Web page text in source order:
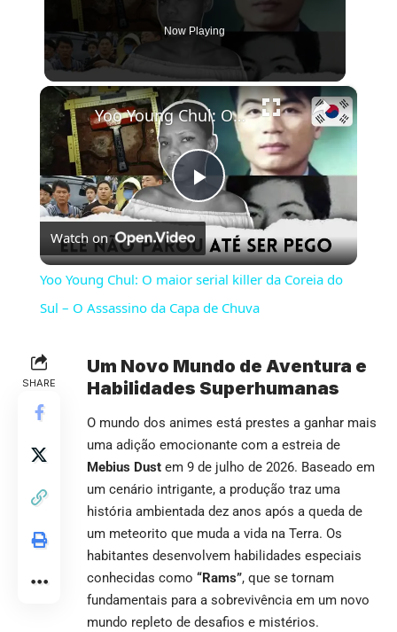
Now Playing
×
Play
Video
Yoo Young Chul: O maior serial killer da Coreia do Sul – O Assassino da Capa de Chuva
Watch on
Yoo Young Chul: O maior serial killer da Coreia do
Sul – O Assassino da Capa de Chuva
SHARE
Um Novo Mundo de Aventura e
Habilidades Superhumanas
O mundo dos animes está prestes a ganhar mais
uma adição emocionante com a estreia de
Mebius Dust em 9 de julho de 2026. Baseado em
um cenário intrigante, a produção traz uma
história ambientada dez anos após a queda de
um meteorito que muda a vida na Terra. Os
habitantes desenvolvem habilidades especiais
conhecidas como “Rams”, que se tornam
fundamentais para a sobrevivência em um novo
mundo repleto de desafios e mistérios.